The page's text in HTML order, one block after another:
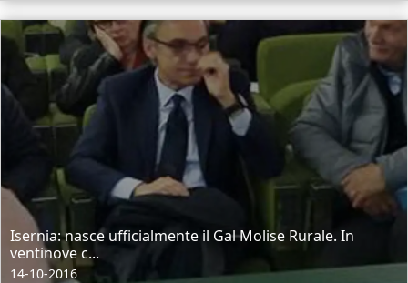
Isernia: nasce ufficialmente il Gal Molise Rurale. In
ventinove c...
14-10-2016